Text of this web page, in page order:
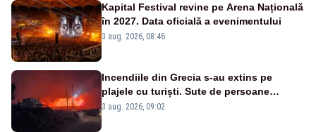
Kapital Festival revine pe Arena Națională
în 2027. Data oficială a evenimentului
3 aug. 2026, 08:46
Incendiile din Grecia s-au extins pe
plajele cu turiști. Sute de persoane
evacuate pe mare, drumuri blocate de
3 aug. 2026, 09:02